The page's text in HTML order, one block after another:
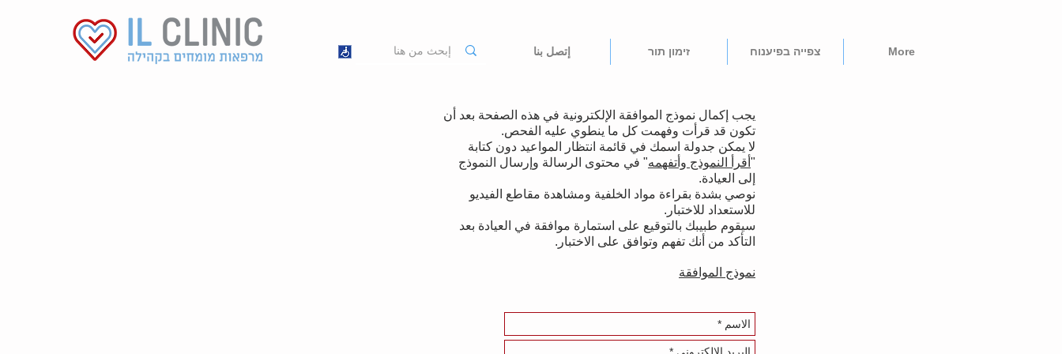
إتصل بنا זימון תור צפייה בפיענוח More
يجب إكمال نموذج الموافقة الإلكترونية في هذه الصفحة بعد أن
تكون قد قرأت وفهمت كل ما ينطوي عليه الفحص.
لا يمكن جدولة اسمك في قائمة انتظار المواعيد دون كتابة
" أقرأ النموذج وأتفهمه" في محتوى الرسالة وإرسال النموذج
إلى العيادة.
نوصي بشدة بقراءة مواد الخلفية ومشاهدة مقاطع الفيديو
للاستعداد للاختبار.
سيقوم طبيبك بالتوقيع على استمارة موافقة في العيادة بعد
التأكد من أنك تفهم وتوافق على الاختبار.
نموذج الموافقة